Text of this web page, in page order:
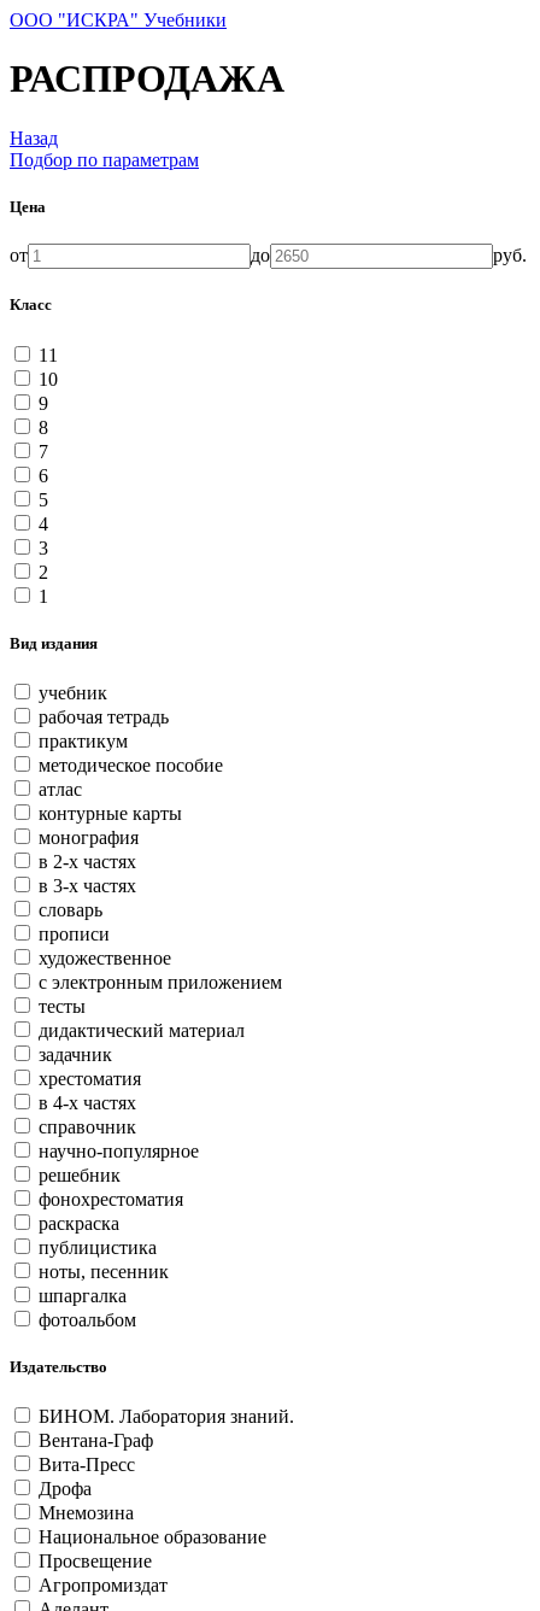
ООО "ИСКРА" Учебники
РАСПРОДАЖА
Назад
Подбор по параметрам
Цена
от до руб.
Класс
11
10
9
8
7
6
5
4
3
2
1
Вид издания
учебник
рабочая тетрадь
практикум
методическое пособие
атлас
контурные карты
монография
в 2-х частях
в 3-х частях
словарь
прописи
художественное
с электронным приложением
тесты
дидактический материал
задачник
хрестоматия
в 4-х частях
справочник
научно-популярное
решебник
фонохрестоматия
раскраска
публицистика
ноты, песенник
шпаргалка
фотоальбом
Издательство
БИНОМ. Лаборатория знаний.
Вентана-Граф
Вита-Пресс
Дрофа
Мнемозина
Национальное образование
Просвещение
Агропромиздат